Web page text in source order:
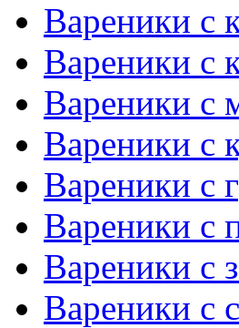
Вареники с
Вареники с
Вареники с
Вареники с
Вареники с
Вареники с
Вареники с
Вареники с